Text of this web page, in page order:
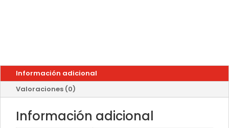
Información adicional
Valoraciones (0)
Información adicional